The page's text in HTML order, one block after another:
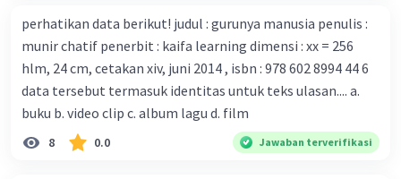
serangan virus Corona dengan menemukan vaksin virus
tersebut. B. Para ilmuan perlu segera mempelajari virus
corona yang menjadi masalah besar bagi kesehatan dunia
karena persebarannya sangat cepat. C. Masyarakat perlu
mawas diri dan menjaga kesehatan dalam menghadapi
serangan virus corona yang mulai menyebar di Indonesia,
D. Virus corona menjadi masalah besar bagi kesehatan
perhatikan data berikut! judul : gurunya manusia penulis :
munir chatif penerbit : kaifa learning dimensi : xx = 256
hlm, 24 cm, cetakan xiv, juni 2014 , isbn : 978 602 8994 44 6
data tersebut termasuk identitas untuk teks ulasan.... a.
buku b. video clip c. album lagu d. film
8 0.0 Jawaban terverifikasi